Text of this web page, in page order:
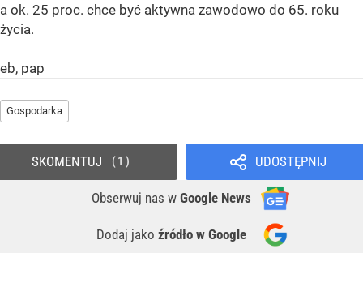
a ok. 25 proc. chce być aktywna zawodowo do 65. roku
życia.
eb, pap
Gospodarka
UDOSTĘPNIJ
Obserwuj nas w Google News
Dodaj jako źródło w Google
SKOMENTUJ 1